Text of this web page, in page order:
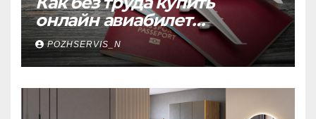
онлайн авиабилет
Аэрофлота: пошаговое
руководство
POZHSERVIS_N